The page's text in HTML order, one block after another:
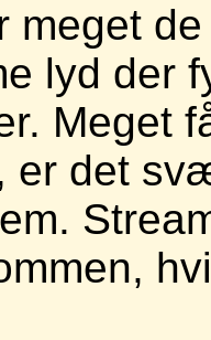
meget
lyd der
Meget
er det